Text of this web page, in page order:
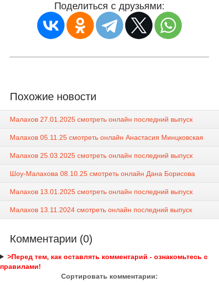
Поделиться с друзьями:
Похожие новости
Малахов 27.01.2025 смотреть онлайн последний выпуск
Малахов 05.11.25 смотреть онлайн Анастасия Минцковская
Малахов 25.03.2025 смотреть онлайн последний выпуск
Шоу-Малахова 08.10.25 смотреть онлайн Дана Борисова
Малахов 13.01.2025 смотреть онлайн последний выпуск
Малахов 13.11.2024 смотреть онлайн последний выпуск
Комментарии (0)
>Перед тем, как оставлять комментарий - ознакомьтесь с
правилами!
Сортировать комментарии: